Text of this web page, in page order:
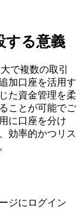
する意義
で複数の取引
加口座を活用す
た資金管理を柔
ことが可能でご
に口座を分け
効率的かつリス
ジにログイン